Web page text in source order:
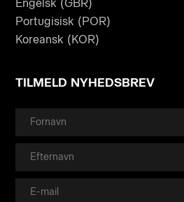
Engelsk (GBR)
Portugisisk (POR)
Koreansk (KOR)
TILMELD NYHEDSBREV